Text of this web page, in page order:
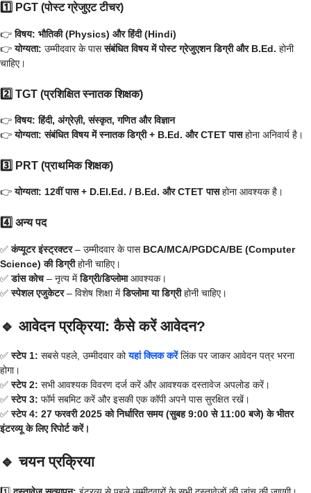
1️⃣ PGT (पोस्ट ग्रेजुएट टीचर)
👉विषय: भौतिकी (Physics) और हिंदी (Hindi)
👉योग्यता: उम्मीदवार के पाससंबंधित विषय में पोस्ट ग्रेजुएशन डिग्री और B.Ed. होनी
चाहिए।
2️⃣ TGT (प्रशिक्षित स्नातक शिक्षक)
👉विषय: हिंदी, अंग्रेज़ी, संस्कृत, गणित और विज्ञान
👉योग्यता: संबंधित विषय में स्नातक डिग्री + B.Ed. और CTET पासहोना अनिवार्य है।
3️⃣ PRT (प्राथमिक शिक्षक)
👉योग्यता: 12वीं पास + D.El.Ed. / B.Ed. और CTET पासहोना आवश्यक है।
4️⃣ अन्य पद
✅कंप्यूटर इंस्ट्रक्टर– उम्मीदवार के पास BCA/MCA/PGDCA/BE (Computer
Science) की डिग्रीहोनी चाहिए।
✅डांस कोच– नृत्य मेंडिग्री/डिप्लोमाआवश्यक।
✅स्पेशल एजुकेटर– विशेष शिक्षा मेंडिप्लोमा या डिग्रीहोनी चाहिए।
🔹 आवेदन प्रक्रिया: कैसे करें आवेदन?
✅स्टेप 1: सबसे पहले, उम्मीदवार कोयहां क्लिक करेंलिंक पर जाकर आवेदन पत्र भरना
होगा।
✅स्टेप 2: सभी आवश्यक विवरण दर्ज करें और आवश्यक दस्तावेज अपलोड करें।
✅स्टेप 3: फॉर्म सबमिट करें और इसकी एक कॉपी अपने पास सुरक्षित रखें।
✅स्टेप 4: 27 फरवरी 2025 को निर्धारित समय (सुबह 9:00 से 11:00 बजे) के भीतर
इंटरव्यू के लिए रिपोर्ट करें।
🔹 चयन प्रक्रिया